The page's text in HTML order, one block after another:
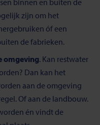
binnen en buiten de
zijn om het
óf een
de fabrieken.
omgeving. Kan restwater
Dan kan het
aan de omgeving
Of aan de landbouw.
én vindt de